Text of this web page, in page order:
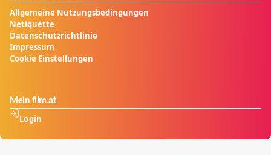
Allgemeine Nutzungsbedingungen
Netiquette
Datenschutzrichtlinie
Impressum
Cookie Einstellungen
Mein film.at
Login